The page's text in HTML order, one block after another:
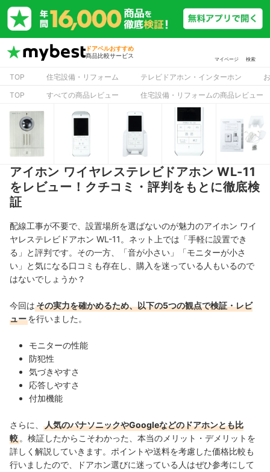
ドアベルおすすめ
商品比較サービス
マイページ 検索
TOP 住宅設備・リフォーム テレビドアホン・インターホン
TOP
すべての商品レビュー 住宅設備・リフォームの商品レビュー
アイホン ワイヤレステレビドアホン WL-11
をレビュー！クチコミ・評判をもとに徹底検
証
配線工事が不要で、設置場所を選ばないのが魅力のアイホン ワイ
ヤレステレビドアホン WL-11。ネット上では「手軽に設置でき
る」と評判です。その一方、「音が小さい」「モニターが小さ
い」と気になる口コミも存在し、購入を迷っている人もいるので
はないでしょうか？
今回はその実力を確かめるため、以下の5つの観点で検証・レビ
ューを行いました。
モニターの性能
防犯性
気づきやすさ
応答しやすさ
付加機能
さらに、
人気のパナソニックやGoogleなどのドアホンとも比
較 。検証したからこそわかった、本当のメリット・デメリットを
詳しく解説していきます。ポイントや送料を考慮した価格比較も
行いましたので、ドアホン選びに迷っている人はぜひ参考にして